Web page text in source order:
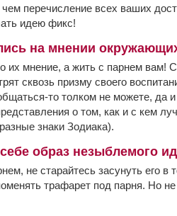
перечисление всех ваших
идею фикс!
на мнении
их мнение, а жить с парнем вам!
сквозь призму своего
то толком не можете, да
о том, как и с кем
знаки Зодиака).
образ незыблемого
не старайтесь засунуть его в
трафарет под парня. Но